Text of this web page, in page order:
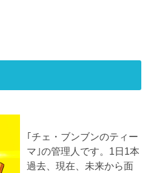
｢チェ・ブンブンのティー
マ｣の管理人です。1日1本
過去、現在、未来から面